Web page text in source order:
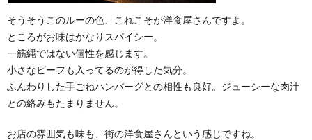
そうそうこのルーの色、これこそが洋食屋さんですよ。
ところがお味はかなりスパイシー。
一筋縄ではない個性を感じます。
小さなビーフも入ってるのが得した気分。
ふんわりした手ごねハンバーグとの相性も良好。ジューシーな肉汁
との絡みもたまりません。
お店の雰囲気も味も、街の洋食屋さんという感じですね。